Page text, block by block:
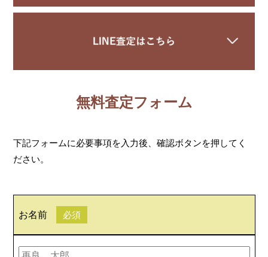
無料査定フォーム
下記フォームに必要事項を入力後、確認ボタンを押してく
ださい。
お名前 必須